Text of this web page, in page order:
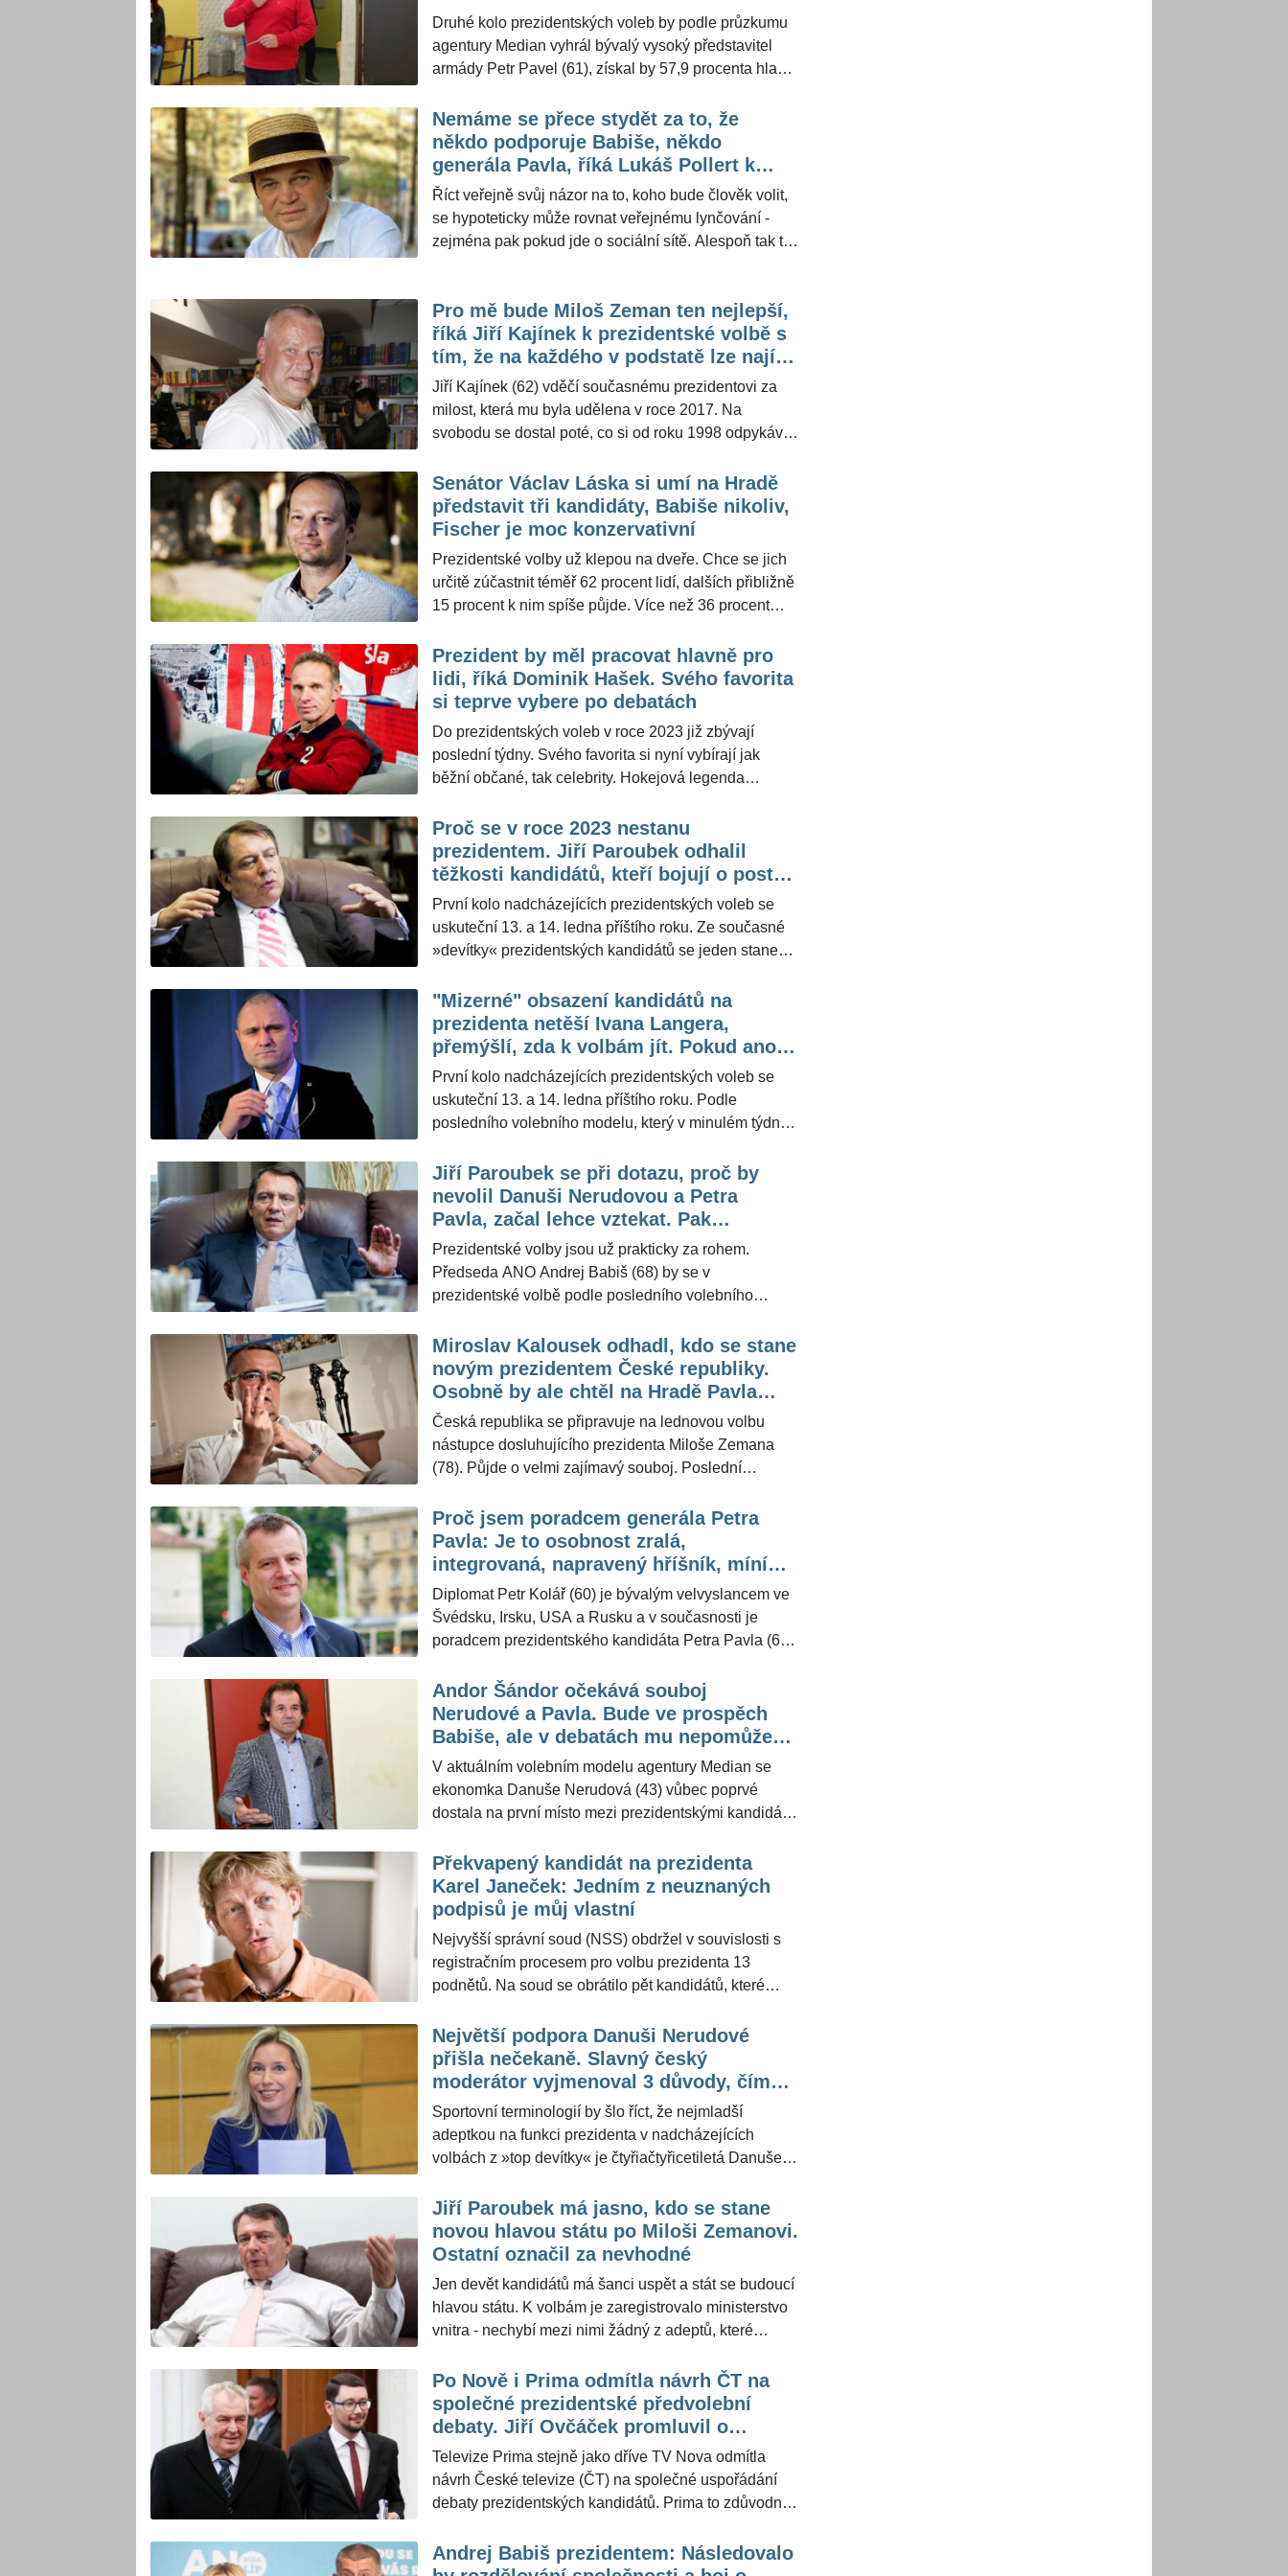
věku vykonávat. Zároveň pokládá budoucí hlava státu
za důležité občanům vysvětlit, proč je takové opatření
nutné. Za nezbytný krok posunutí věku odchodu do
Druhé kolo prezidentských voleb by podle průzkumu
agentury Median vyhrál bývalý vysoký představitel
armády Petr Pavel (61), získal by 57,9 procenta hlasů.
premiér Andrej Babiš (68), by dostal 42,1 procenta.
Redakce ŽivotvČesku.cz oslovila bývalého ministra
spravedlnosti a někdejšího šéfa sociální demokracie
Jana Hamáčka (44) s dotazem, čím to je, že současná
kampaň před druhým kolem prezidentské volby
působí poměrně zásadně vyhroceně. Ze slov
zkušeného bývalého politika vyplynulo, že jde o
Nemáme se přece stydět za to, že
někdo podporuje Babiše, někdo
generála Pavla, říká Lukáš Pollert k
volbě, která rozděluje národ
Říct veřejně svůj názor na to, koho bude člověk volit,
se hypoteticky může rovnat veřejnému lynčování -
zejména pak pokud jde o sociální sítě. Alespoň tak to
rozděluje národ. Primárně před druhým kolem volby,
ve které se utkají kandidáti Andrej Babiš (68) a Petr
Pavel (61), uvedl to pro ŽivotvČesku.cz.
Pro mě bude Miloš Zeman ten nejlepší,
říká Jiří Kajínek k prezidentské volbě s
tím, že na každého v podstatě lze najít
nějakou špínu
Jiří Kajínek (62) vděčí současnému prezidentovi za
milost, která mu byla udělena v roce 2017. Na
svobodu se dostal poté, co si od roku 1998 odpykával
Kajínek popsal, co pro něj nadcházející prezidentské
volby znamenají. "Myslím, že jít volit by měl každý a
sám podle sebe se zamyslet, jaký kandidát je pro něj
Senátor Václav Láska si umí na Hradě
představit tři kandidáty, Babiše nikoliv,
Fischer je moc konzervativní
Prezidentské volby už klepou na dveře. Chce se jich
určitě zúčastnit téměř 62 procent lidí, dalších přibližně
15 procent k nim spíše půjde. Více než 36 procent
koho budou volit. Vyplývá to z posledního průzkumu
agentury Median. Redakce ŽivotvČesku.cz oslovila s
dotazem zkušeného politika - senátora Václava Lásku
nástupce dosluhujícího prezidenta Miloše Zemana
(78). Odpověděl zcela otevřeně.
Prezident by měl pracovat hlavně pro
lidi, říká Dominik Hašek. Svého favorita
si teprve vybere po debatách
Do prezidentských voleb v roce 2023 již zbývají
poslední týdny. Svého favorita si nyní vybírají jak
běžní občané, tak celebrity. Hokejová legenda
vybraného nemá, pro ŽivotvČesku.cz ale popsal, jaké
vlastnosti by ideální státník měl podle jeho názoru mít.
Nejdůležitější pro něj je, aby bylo zřejmé, že pracuje
Proč se v roce 2023 nestanu
prezidentem. Jiří Paroubek odhalil
těžkosti kandidátů, kteří bojují o post
hlavy státu
První kolo nadcházejících prezidentských voleb se
uskuteční 13. a 14. ledna příštího roku. Ze současné
»devítky« prezidentských kandidátů se jeden stane
(78). Jedním z těch, kdo zvažoval, že bude
kandidovat, byl bývalý předseda vlády Jiří Paroubek
(70), který nakonec do bojů nezasáhne. Kandidaturu
důvod, který ho z boje o Hrad eliminoval.
"Mizerné" obsazení kandidátů na
prezidenta netěší Ivana Langera,
přemýšlí, zda k volbám jít. Pokud ano,
zavřu oči a kousnu se do jazyka, říká
První kolo nadcházejících prezidentských voleb se
uskuteční 13. a 14. ledna příštího roku. Podle
posledního volebního modelu, který v minulém týdnu
nedostal expremiér Andrej Babiš (68). Se ziskem 24,5
procenta hlasů poprvé skončil třetí. Rozestupy mezi
trojicí kandidátů s největší podporou jsou ale těsné.
spokojen bývalý ministr vnitra Ivan Langer (55), který
zvažuje, zda k volbám vůbec jít, uvedl to na dotaz
redakce ŽivotvČesku.cz.
Jiří Paroubek se při dotazu, proč by
nevolil Danuši Nerudovou a Petra
Pavla, začal lehce vztekat. Pak
emotivně odpověděl
Prezidentské volby jsou už prakticky za rohem.
Předseda ANO Andrej Babiš (68) by se v
prezidentské volbě podle posledního volebního
Se ziskem 24,5 procenta hlasů poprvé skončil třetí.
Rozestupy mezi trojicí kandidátů s největší podporou
jsou ale těsné. Redakce ŽivotvČesku.cz oslovila
bývalého předsedu vlády Jiřího Paroubka (70) s
dotazem, komu věnuje svůj hlas ze současných
možností. Z jeho slov vyplynulo, že není definitivně
rozhodnut, ale rozhodně by nevolil ekonomku Danuši
otázku, co je důvodem, s ním začaly znatelně cloumat
emoce.
Miroslav Kalousek odhadl, kdo se stane
novým prezidentem České republiky.
Osobně by ale chtěl na Hradě Pavla
Fischera
Česká republika se připravuje na lednovou volbu
nástupce dosluhujícího prezidenta Miloše Zemana
(78). Půjde o velmi zajímavý souboj. Poslední
kandidáty jsou tři favorité. Platí ale také to, že stále
existují určité šance, že v pomyslné cílové rovince
dojde na překvapení. Pro ŽivotvČesku.cz bývalý
Kalousek (62) prozradil, kdo je mu z prezidentských
kandidátů nejbližší. Současně s tím odhadl, kdo
nakonec bude zvolen a stane se novou hlavou státu.
Proč jsem poradcem generála Petra
Pavla: Je to osobnost zralá,
integrovaná, napravený hříšník, míní
diplomat Petr Kolář
Diplomat Petr Kolář (60) je bývalým velvyslancem ve
Švédsku, Irsku, USA a Rusku a v současnosti je
poradcem prezidentského kandidáta Petra Pavla (61).
považuje za zkušeného, hodnotově ukotveného
člověka, který dokáže projít krizí a ctí vládu právního
státu a respektuje jiné názory. Dále pak na dotaz
prezidenta - být tedy nástupcem Miloše Zemana (78).
Andor Šándor očekává souboj
Nerudové a Pavla. Bude ve prospěch
Babiše, ale v debatách mu nepomůže
jeho zmatená čeština, uvedl
V aktuálním volebním modelu agentury Median se
ekonomka Danuše Nerudová (43) vůbec poprvé
dostala na první místo mezi prezidentskými kandidáty.
o 13 procentních bodů. Na druhém místě se umístil
předseda hnutí ANO a bývalý premiér Andrej Babiš
(68), kterému model přisoudil 26,5 procenta hlasů.
prosince skončil někdejší vysoký představitel armády
Petr Pavel (61) se ziskem 23,5 procenta. Redakce
ŽivotvČesku.cz se dotázala bezpečnostního experta a
očekává v rámci souboje o Hrad pořádnou bitvu.
Generál v záloze neměl problém prozradit ani svůj tip,
kdo se v jeho očích nakonec stane nástupcem Miloše
Zemana (78).
Překvapený kandidát na prezidenta
Karel Janeček: Jedním z neuznaných
podpisů je můj vlastní
Nejvyšší správní soud (NSS) obdržel v souvislosti s
registračním procesem pro volbu prezidenta 13
podnětů. Na soud se obrátilo pět kandidátů, které
podnikatele Karla Janečka a Karla Diviše, dále o
Romana Hladíka, Pavla Zítka a Libora Hrančíka.
První jmenovaný - miliardář a matematik - pro
podal ve středu oficiální odvolání u Nejvyššího
správního soudu v Brně. Poměrně silně ho
překvapilo, že jeho podpis nebyl uznán. "Je velmi
vlastní. To je přímo skvělá symbolika toho, že politický
systém v naší zemi se bojí spravedlivosti a svobody,"
uvedl.
Největší podpora Danuši Nerudové
přišla nečekaně. Slavný český
moderátor vyjmenoval 3 důvody, čím
ho přesvědčila
Sportovní terminologií by šlo říct, že nejmladší
adeptkou na funkci prezidenta v nadcházejících
volbách z »top devítky« je čtyřiačtyřicetiletá Danuše
NATO Petrem Pavlem (61) jsou jedinými dvěma
uchazeči o prezidentské křeslo, kteří kandidují s
podporou řadových občanů. Nominaci ostatních
podpořili poslanci nebo senátoři. V současnosti
vyjadřuje velkou podporu bývalé rektorce Mendelovy
univerzity populární moderátor Honza Musil (55), který
redakci ŽivotvČesku.cz na dotaz vysvětlil, proč se tak
Jiří Paroubek má jasno, kdo se stane
novou hlavou státu po Miloši Zemanovi.
Ostatní označil za nevhodné
Jen devět kandidátů má šanci uspět a stát se budoucí
hlavou státu. K volbám je zaregistrovalo ministerstvo
vnitra - nechybí mezi nimi žádný z adeptů, které
dvou předchozích přímých volbách hlavy státu si lidé
mohli vybírat také z devíti kandidátů. Vnitro odmítlo 12
kandidátních listin. Důvodem byly nedostatky a jednu
ŽivotvČesku.cz oslovila bývalého premiéra Jiřího
Paroubka (70), kdo podle něj má největší šance stát
se nástupcem dosluhující hlavy státu Miloše Zemana
Po Nově i Prima odmítla návrh ČT na
společné prezidentské předvolební
debaty. Jiří Ovčáček promluvil o
nástupci Miloše Zemana
Televize Prima stejně jako dříve TV Nova odmítla
návrh České televize (ČT) na společné uspořádání
debaty prezidentských kandidátů. Prima to zdůvodnila
debaty před prvním kolem a případně i mezi finalisty
prezidentské volby, oznámila. Redakce
Andrej Babiš prezidentem: Následovalo